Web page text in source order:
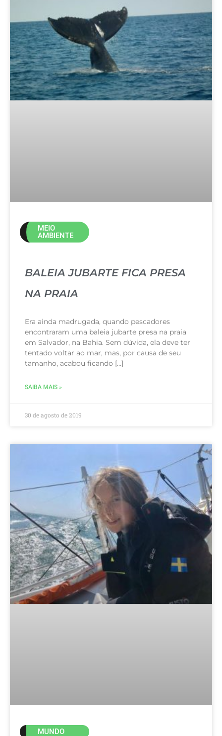
MEIO
AMBIENTE
BALEIA JUBARTE FICA PRESA
NA PRAIA
Era ainda madrugada, quando pescadores
encontraram uma baleia jubarte presa na praia
em Salvador, na Bahia. Sem dúvida, ela deve ter
tentado voltar ao mar, mas, por causa de seu
tamanho, acabou ficando […]
SAIBA MAIS »
30 de agosto de 2019
MUNDO